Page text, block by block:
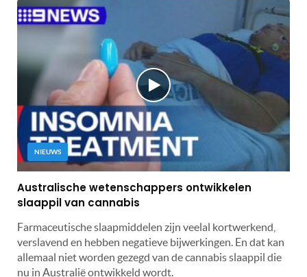
NIEUWS
Australische wetenschappers ontwikkelen
slaappil van cannabis
Farmaceutische slaapmiddelen zijn veelal kortwerkend,
verslavend en hebben negatieve bijwerkingen. En dat kan
allemaal niet worden gezegd van de cannabis slaappil die
nu in Australië ontwikkeld wordt.